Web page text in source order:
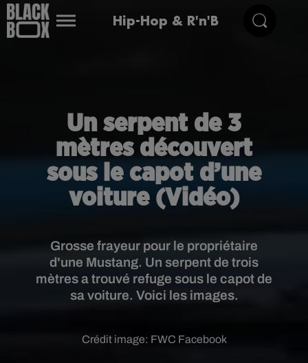
Hip-Hop & R'n'B
Un serpent de 3
mètres découvert
sous le capot d’une
voiture (Vidéo)
Grosse frayeur pour le propriétaire
d'une Mustang. Un serpent de trois
mètres a trouvé refuge sous le capot de
sa voiture. Voici les images.
Crédit image: FWC Facebook